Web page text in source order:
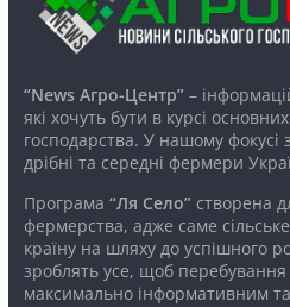
“News Агро-Центр”–
які хочуть бути в курсі
господарства. У нашому фокусі
дрібні та середні фермери
Програма “Ля Село”створена
фермерства, адже саме
країну на шляху до успішного
зроблять усе, щоб
максимально інформативним